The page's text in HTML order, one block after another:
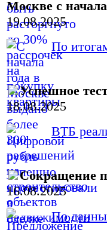
Москве с начала
19.08.2025
По
Успешное
18.08.2025
ВТБ
Сокращение
16.08.2025
По